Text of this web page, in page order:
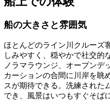
船の大きさと雰囲気
ほとんどのライン川クルーズ
しみやすく、穏やかで社交的
ノラマラウンジ、オープンデ
カーションの合間に川岸を眺
スが期待できる。洗練された
でき、風景はいつもすぐそば